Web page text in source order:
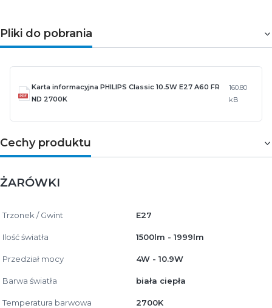
Pliki do pobrania
Karta informacyjna PHILIPS Classic 10.5W E27 A60 FR
ND 2700K
160.80
kB
Cechy produktu
ŻARÓWKI
Trzonek / Gwint E27
Ilość światła 1500lm - 1999lm
Przedział mocy 4W - 10.9W
Barwa światła biała ciepła
Temperatura barwowa 2700K